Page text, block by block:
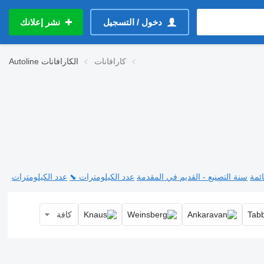
دخول / التسجيل نشر إعلانك
Autoline الكارافانات كارافانات
سنة التصنيع - القديم في المقدمة عدد الكيلومترات ⬊ عدد الكيلومترات
كافة